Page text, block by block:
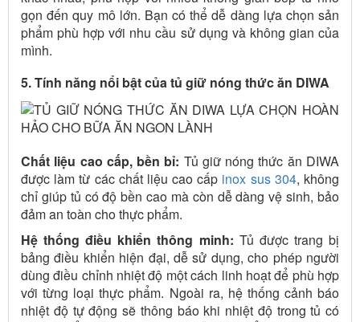
gọn đến quy mô lớn. Bạn có thể dễ dàng lựa chọn sản
phẩm phù hợp với nhu cầu sử dụng và không gian của
mình.
5. Tính năng nổi bật của tủ giữ nóng thức ăn DIWA
Chất liệu cao cấp, bền bỉ: Tủ giữ nóng thức ăn DIWA
được làm từ các chất liệu cao cấp inox sus 304, không
chỉ giúp tủ có độ bền cao mà còn dễ dàng vệ sinh, bảo
đảm an toàn cho thực phẩm.
Hệ thống điều khiển thông minh: Tủ được trang bị
bảng điều khiển hiện đại, dễ sử dụng, cho phép người
dùng điều chỉnh nhiệt độ một cách linh hoạt để phù hợp
với từng loại thực phẩm. Ngoài ra, hệ thống cảnh báo
nhiệt độ tự động sẽ thông báo khi nhiệt độ trong tủ có